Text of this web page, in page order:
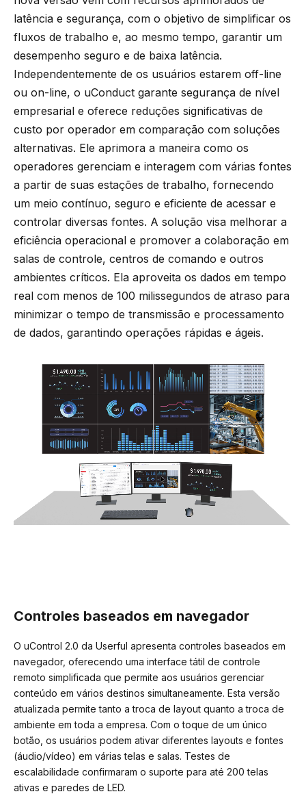
latência e segurança, com o objetivo de simplificar os
fluxos de trabalho e, ao mesmo tempo, garantir um
desempenho seguro e de baixa latência.
Independentemente de os usuários estarem off-line
ou on-line, o uConduct garante segurança de nível
empresarial e oferece reduções significativas de
custo por operador em comparação com soluções
alternativas. Ele aprimora a maneira como os
operadores gerenciam e interagem com várias fontes
a partir de suas estações de trabalho, fornecendo
um meio contínuo, seguro e eficiente de acessar e
controlar diversas fontes. A solução visa melhorar a
eficiência operacional e promover a colaboração em
salas de controle, centros de comando e outros
ambientes críticos. Ela aproveita os dados em tempo
real com menos de 100 milissegundos de atraso para
minimizar o tempo de transmissão e processamento
de dados, garantindo operações rápidas e ágeis.
Controles baseados em navegador
O uControl 2.0 da Userful apresenta controles baseados em
navegador, oferecendo uma interface tátil de controle
remoto simplificada que permite aos usuários gerenciar
conteúdo em vários destinos simultaneamente. Esta versão
atualizada permite tanto a troca de layout quanto a troca de
ambiente em toda a empresa. Com o toque de um único
botão, os usuários podem ativar diferentes layouts e fontes
(áudio/vídeo) em várias telas e salas. Testes de
escalabilidade confirmaram o suporte para até 200 telas
ativas e paredes de LED.